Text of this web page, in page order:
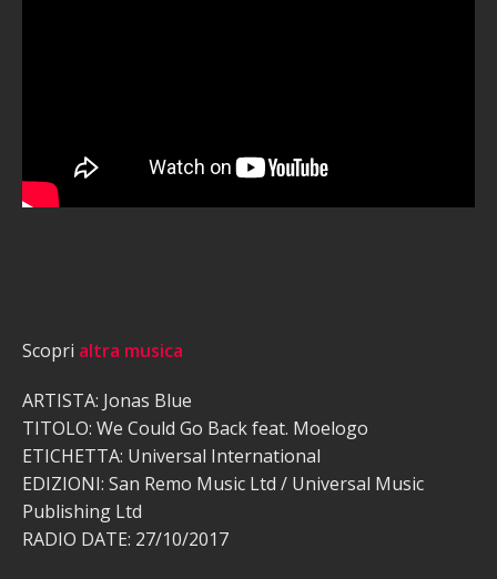
Scopri altra musica
ARTISTA: Jonas Blue
TITOLO: We Could Go Back feat. Moelogo
ETICHETTA: Universal International
EDIZIONI: San Remo Music Ltd / Universal Music
Publishing Ltd
RADIO DATE: 27/10/2017